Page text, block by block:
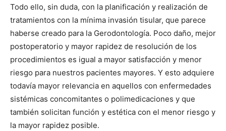
Todo ello, sin duda, con la planificación y realización de
tratamientos con la mínima invasión tisular, que parece
haberse creado para la Gerodontología. Poco daño, mejor
postoperatorio y mayor rapidez de resolución de los
procedimientos es igual a mayor satisfacción y menor
riesgo para nuestros pacientes mayores. Y esto adquiere
todavía mayor relevancia en aquellos con enfermedades
sistémicas concomitantes o polimedicaciones y que
también solicitan función y estética con el menor riesgo y
la mayor rapidez posible.